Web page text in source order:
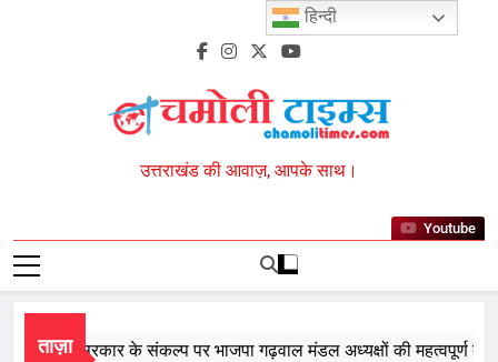
Chamoli Times
उत्तराखंड की आवाज़, आपके साथ।
Youtube
ताज़ा
बार सरकार के संकल्प पर भाजपा गढ़वाल मंडल अध्यक्षों की महत्वपूर्ण बैठक
हिन्दी